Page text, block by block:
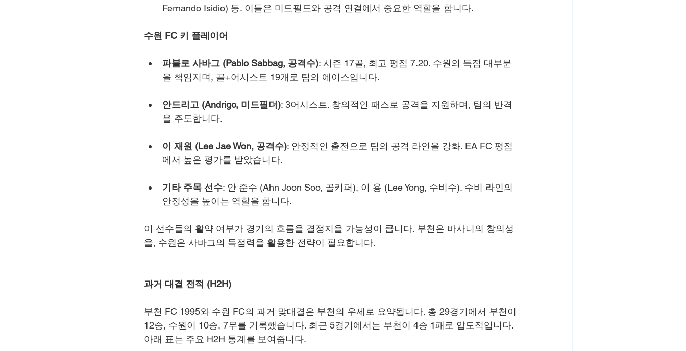
Fernando Isidio) 등. 이들은 미드필드와 공격 연결에서 중요한 역할을 합니다.
수원 FC 키 플레이어
파블로 사바그 (Pablo Sabbag, 공격수): 시즌 17골, 최고 평점 7.20. 수원의 득점 대부분
을 책임지며, 골+어시스트 19개로 팀의 에이스입니다.
안드리고 (Andrigo, 미드필더): 3어시스트. 창의적인 패스로 공격을 지원하며, 팀의 반격
을 주도합니다.
이 재원 (Lee Jae Won, 공격수): 안정적인 출전으로 팀의 공격 라인을 강화. EA FC 평점
에서 높은 평가를 받았습니다.
기타 주목 선수: 안 준수 (Ahn Joon Soo, 골키퍼), 이 용 (Lee Yong, 수비수). 수비 라인의
안정성을 높이는 역할을 합니다.
이 선수들의 활약 여부가 경기의 흐름을 결정지을 가능성이 큽니다. 부천은 바사니의 창의성
을, 수원은 사바그의 득점력을 활용한 전략이 필요합니다.
과거 대결 전적 (H2H)
부천 FC 1995와 수원 FC의 과거 맞대결은 부천의 우세로 요약됩니다. 총 29경기에서 부천이
12승, 수원이 10승, 7무를 기록했습니다. 최근 5경기에서는 부천이 4승 1패로 압도적입니다.
아래 표는 주요 H2H 통계를 보여줍니다.